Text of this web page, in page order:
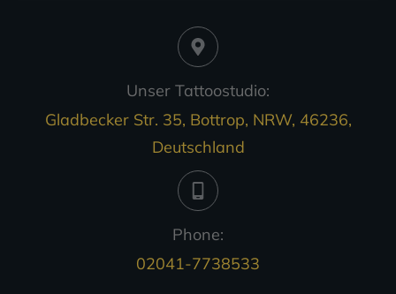
Unser Tattoostudio:
Gladbecker Str. 35, Bottrop, NRW, 46236,
Deutschland
Phone:
02041-7738533